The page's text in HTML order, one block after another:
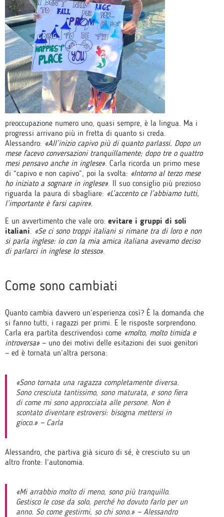
preoccupazione numero uno, quasi sempre, è la lingua. Ma i
progressi arrivano più in fretta di quanto si creda.
Alessandro: «All’inizio capivo più di quanto parlassi. Dopo un
mese facevo conversazioni tranquillamente; dopo tre o quattro
mesi pensavo anche in inglese». Carla ricorda un primo mese
di “capivo e non capivo”, poi la svolta: «Intorno al terzo mese
ho iniziato a sognare in inglese». Il suo consiglio più prezioso
riguarda la paura di sbagliare: «L’accento ce l’abbiamo tutti,
l’importante è farsi capire».
E un avvertimento che vale oro: evitare i gruppi di soli
italiani. «Se ci sono troppi italiani si rimane tra di loro e non
si parla inglese: io con la mia amica italiana avevamo deciso
di parlarci in inglese lo stesso».
Come sono cambiati
Quanto cambia davvero un’esperienza così? È la domanda che
si fanno tutti, i ragazzi per primi. E le risposte sorprendono.
Carla era partita descrivendosi come «molto, molto timida e
introversa»— uno dei motivi delle esitazioni dei suoi genitori
— ed è tornata un’altra persona:
«Sono tornata una ragazza completamente diversa.
Sono cresciuta tantissimo, sono maturata, e sono fiera
di come mi sono approcciata alle persone. Non è
scontato diventare estroversi: bisogna mettersi in
gioco.» — Carla
Alessandro, che partiva già sicuro di sé, è cresciuto su un
altro fronte: l’autonomia.
«Mi arrabbio molto di meno, sono più tranquillo.
Gestisco le cose da solo, perché ho dovuto farlo per un
anno. So come gestirmi, so chi sono.» — Alessandro